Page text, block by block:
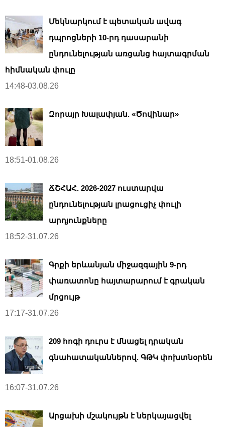
Մեկնարկում է պետական ավագ
դպրոցների 10-րդ դասարանի
ընդունելության առցանց հայտագրման
հիմնական փուլը
14:48-03.08.26
Զորայր Խալափյան. «Ծովինար»
18:51-01.08.26
ՃՇՀԱՀ. 2026-2027 ուստարվա
ընդունելության լրացուցիչ փուլի
արդյունքները
18:52-31.07.26
Գրքի երևանյան միջազգային 9-րդ
փառատոնը հայտարարում է գրական
մրցույթ
17:17-31.07.26
209 հոգի դուրս է մնացել դրական
գնահատականներով. ԳԹԿ փոխտնօրեն
16:07-31.07.26
Արցախի մշակույթն է ներկայացվել